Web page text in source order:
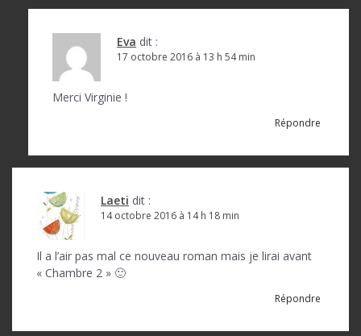
Eva dit :
17 octobre 2016 à 13 h 54 min
Merci Virginie !
Répondre
Laeti dit :
14 octobre 2016 à 14 h 18 min
Il a l’air pas mal ce nouveau roman mais je lirai avant
« Chambre 2 » 🙂
Répondre